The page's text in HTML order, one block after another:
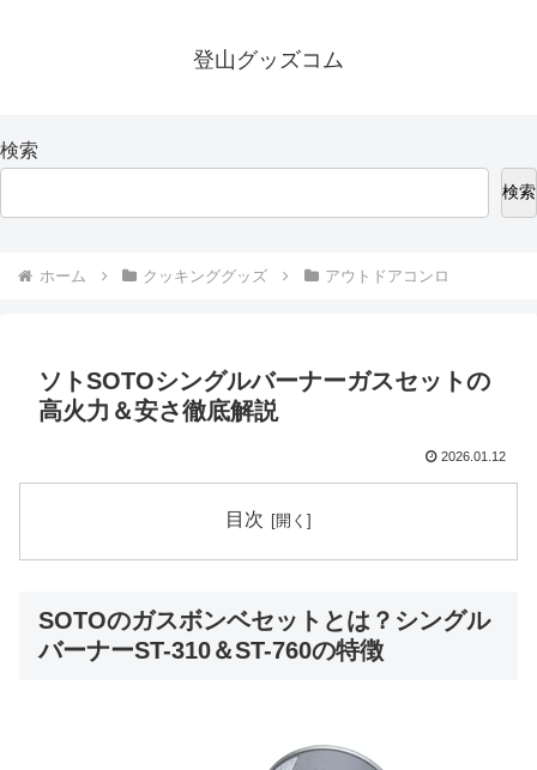
登山グッズコム
検索
検索
ホーム クッキンググッズ アウトドアコンロ
ソトSOTOシングルバーナーガスセットの
高火力＆安さ徹底解説
2026.01.12
目次
SOTOのガスボンベセットとは？シングル
バーナーST-310＆ST-760の特徴